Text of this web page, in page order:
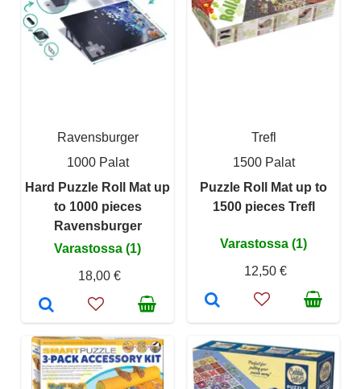
Ravensburger
1000 Palat
Hard Puzzle Roll Mat up
to 1000 pieces
Ravensburger
Varastossa (1)
18,00 €
Trefl
1500 Palat
Puzzle Roll Mat up to
1500 pieces Trefl
Varastossa (1)
12,50 €